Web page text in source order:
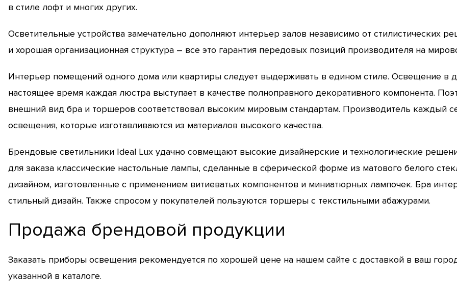
в стиле лофт и многих других.
Осветительные устройства замечательно дополняют интерьер залов независимо от стилистических
и хорошая организационная структура – все это гарантия передовых позиций производителя на
Интерьер помещений одного дома или квартиры следует выдерживать в едином стиле. Освещение в
настоящее время каждая люстра выступает в качестве полноправного декоративного компонента.
внешний вид бра и торшеров соответствовал высоким мировым стандартам. Производитель каждый
освещения, которые изготавливаются из материалов высокого качества.
Брендовые светильники Ideal Lux удачно совмещают высокие дизайнерские и технологические
для заказа классические настольные лампы, сделанные в сферической форме из матового белого
дизайном, изготовленные с применением витиеватых компонентов и миниатюрных лампочек. Бра
стильный дизайн. Также спросом у покупателей пользуются торшеры с текстильными абажурами.
Продажа брендовой продукции
Заказать приборы освещения рекомендуется по хорошей цене на нашем сайте с доставкой в ваш
указанной в каталоге.